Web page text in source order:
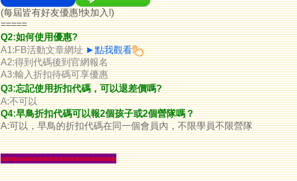
(每屆皆有好友優惠!快加入!)
=====
Q2:如何使用優惠?
A1:FB活動文章網址►點我觀看
A2:得到代碼後到官網報名
A3:輸入折扣待碼可享優惠
Q3:忘記使用折扣代碼，可以退差價嗎?
A:不可以
Q4:早鳥折扣代碼可以報2個孩子或2個營隊嗎？
A:可以，早鳥的折扣代碼在同一個會員內，不限學員不限營隊
======================